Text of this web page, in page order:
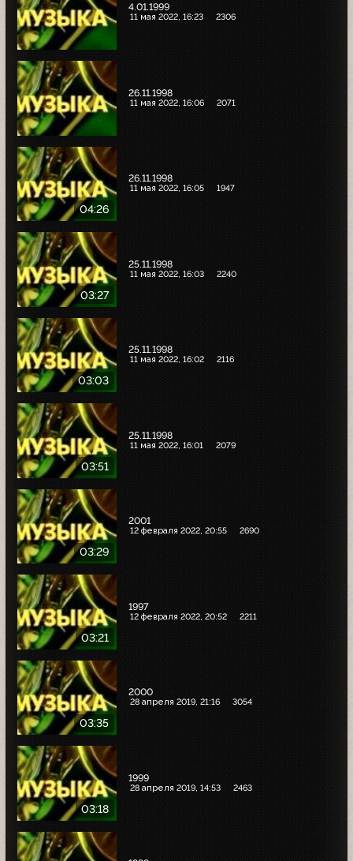
4.01.1999
11 мая 2022, 16:23 2306
26.11.1998
11 мая 2022, 16:06 2071
04:26
26.11.1998
11 мая 2022, 16:05 1947
03:27
25.11.1998
11 мая 2022, 16:03 2240
03:03
25.11.1998
11 мая 2022, 16:02 2116
03:51
25.11.1998
11 мая 2022, 16:01 2079
03:29
2001
12 февраля 2022, 20:55 2690
03:21
1997
12 февраля 2022, 20:52 2211
03:35
2000
28 апреля 2019, 21:16 3054
03:18
1999
28 апреля 2019, 14:53 2463